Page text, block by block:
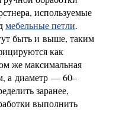
используемые
мебельные петли.
быть и выше, таким
как
же максимальная
а диаметр — 60–
заранее,
выполнить